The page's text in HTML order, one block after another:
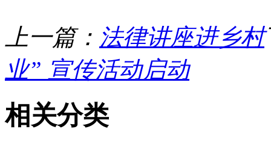
上一篇： 法律讲座进乡村
业” 宣传活动启动
相关分类